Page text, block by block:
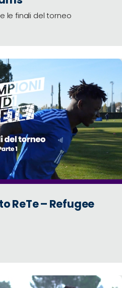
le finali del torneo
ReTe – Refugee